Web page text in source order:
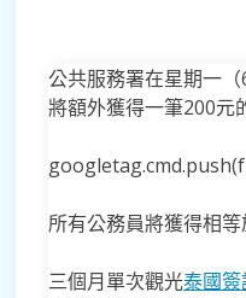
公共服務署在星期一
將額外獲得一筆200元
所有公務員將獲得相
三個月單次觀光泰國簽